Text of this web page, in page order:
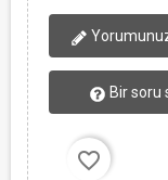
Bir soru
favorite_border